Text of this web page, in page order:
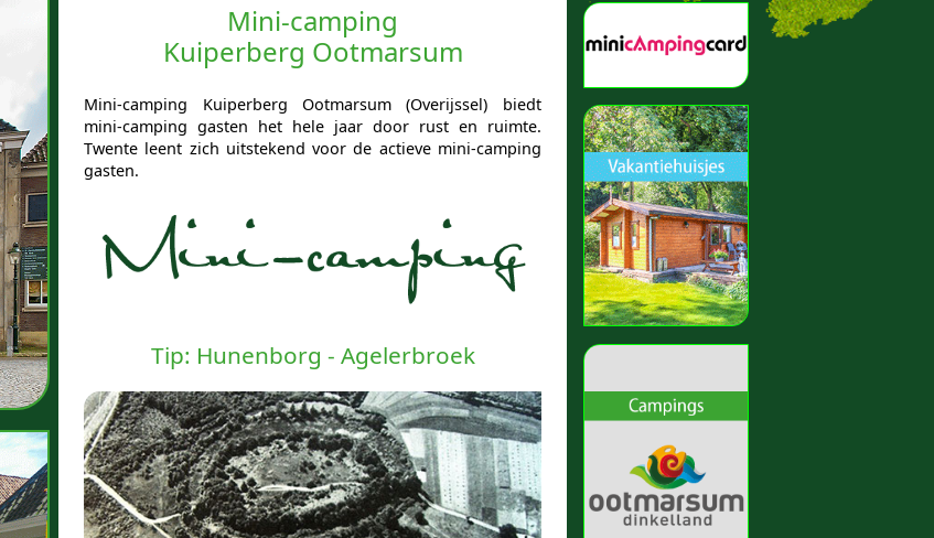
Mini-camping
Kuiperberg Ootmarsum
Mini-camping Kuiperberg Ootmarsum (Overijssel) biedt
mini-camping gasten het hele jaar door rust en ruimte.
Twente leent zich uitstekend voor de actieve mini-camping
gasten.
Tip: Hunenborg - Agelerbroek